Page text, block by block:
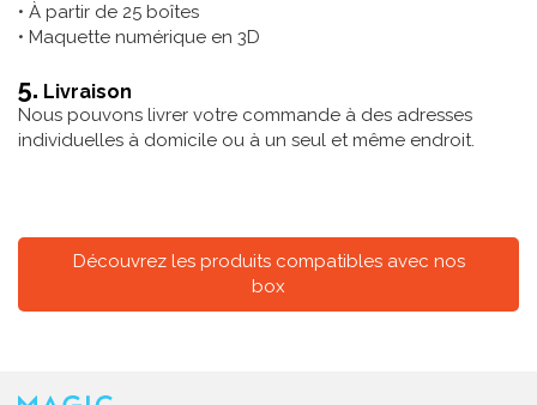
• À partir de 25 boîtes
• Maquette numérique en 3D
5. Livraison
Nous pouvons livrer votre commande à des adresses
individuelles à domicile ou à un seul et même endroit.
Découvrez les produits compatibles avec nos
box